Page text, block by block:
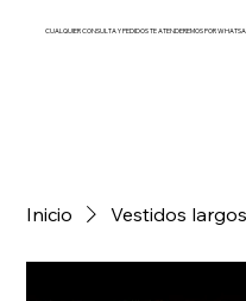
CUALQUIER CONSULTA Y PEDIDOS TE ATENDEREMOS POR
Inicio Vestidos largos